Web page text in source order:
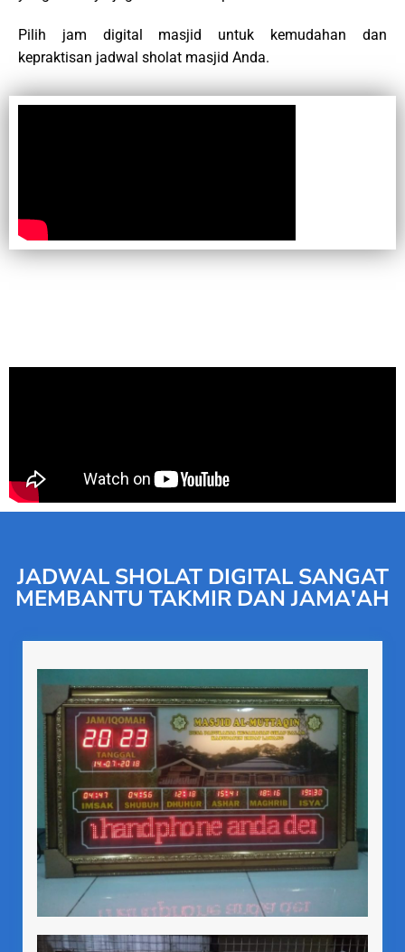
Pilih jam digital masjid untuk kemudahan dan
kepraktisan jadwal sholat masjid Anda.
JADWAL SHOLAT DIGITAL SANGAT
MEMBANTU TAKMIR DAN JAMA'AH